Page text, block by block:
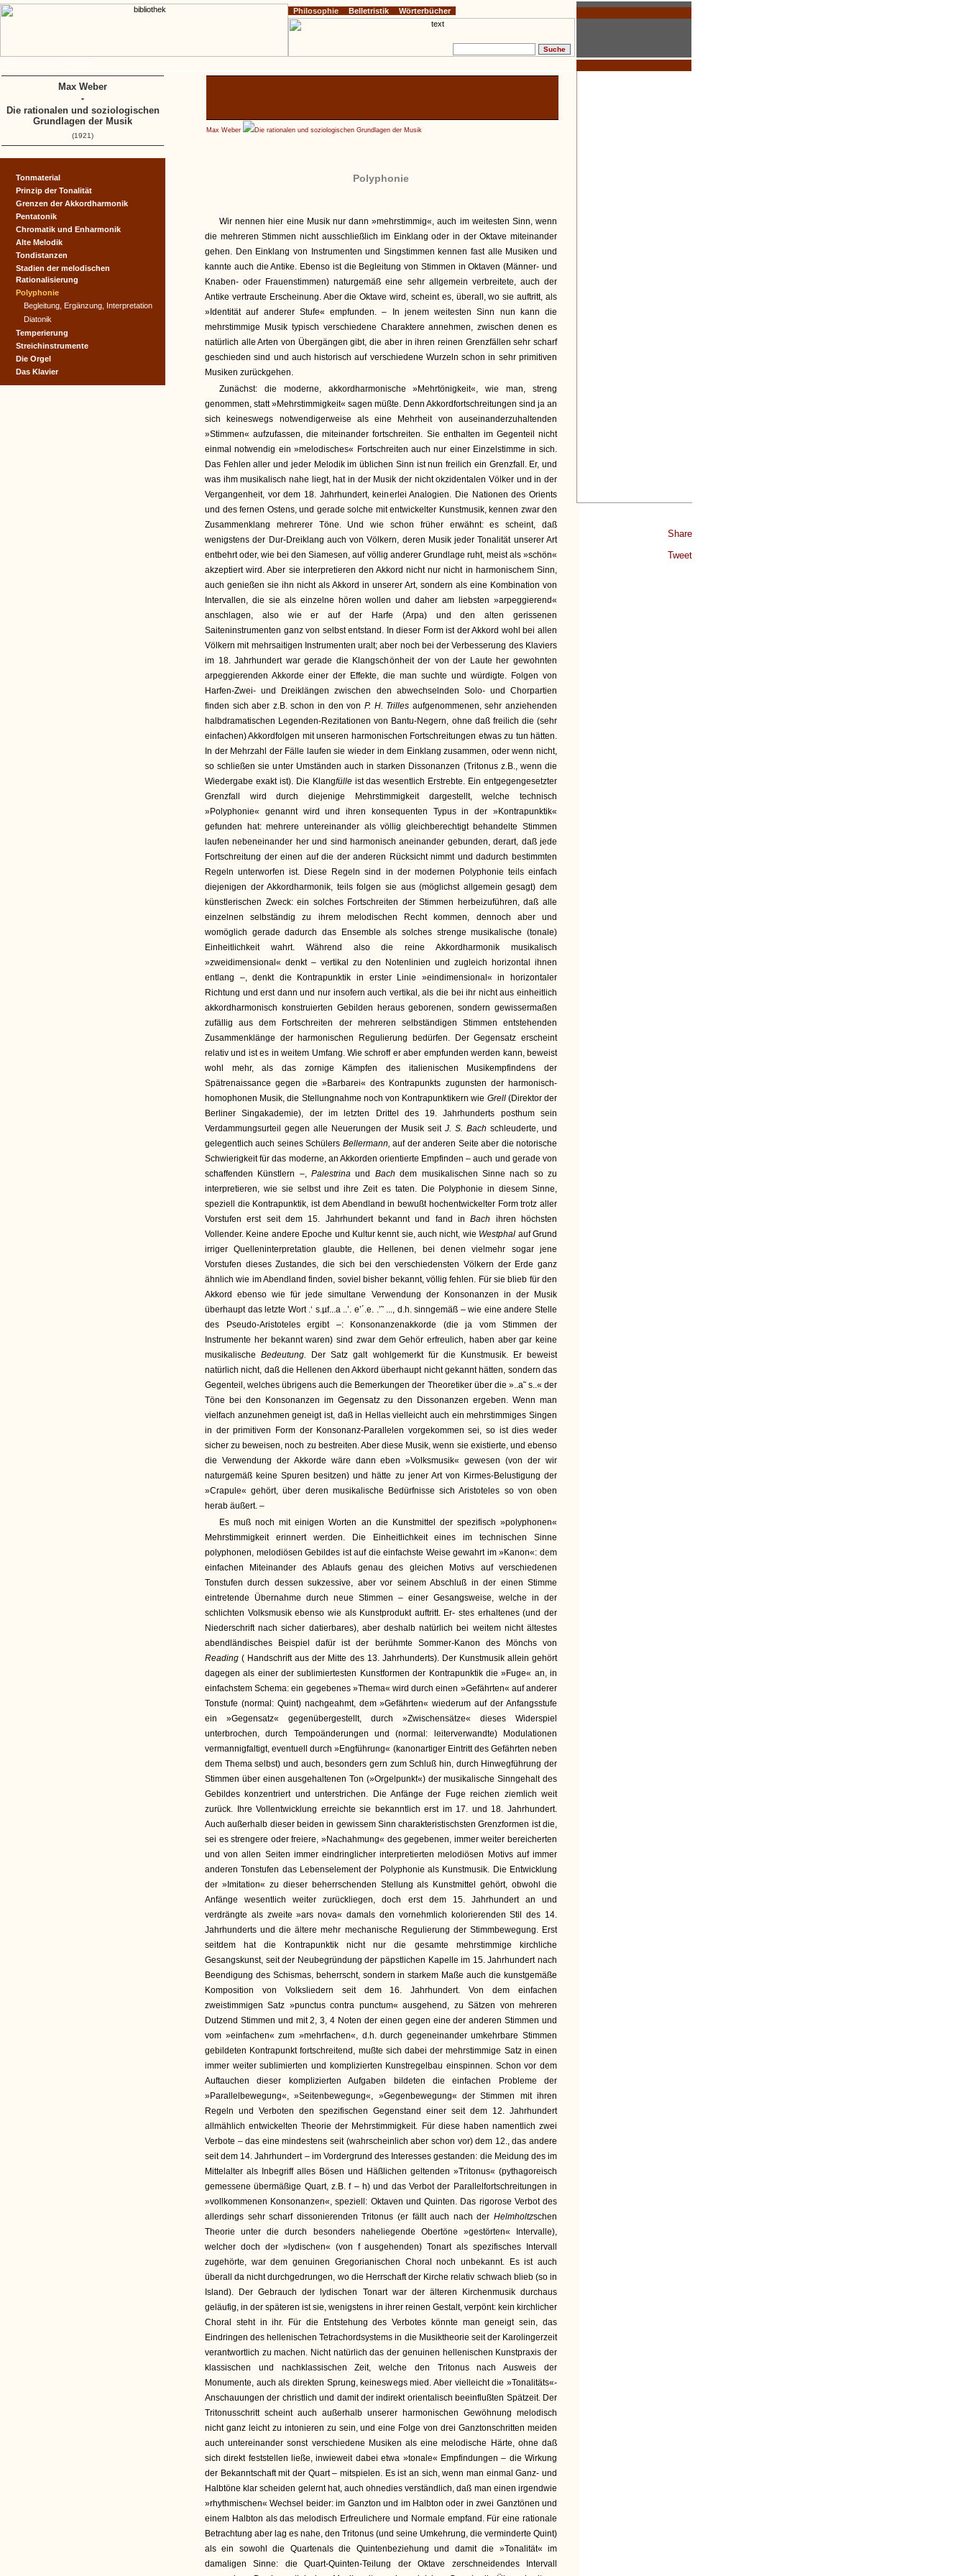
Share
Tweet
Max Weber Die rationalen und soziologischen Grundlagen der Musik
Polyphonie
Wir nennen hier eine Musik nur dann »mehrstimmig«, auch im weitesten Sinn, wenn
die mehreren Stimmen nicht ausschließlich im Einklang oder in der Oktave miteinander
gehen. Den Einklang von Instrumenten und Singstimmen kennen fast alle Musiken und
kannte auch die Antike. Ebenso ist die Begleitung von Stimmen in Oktaven (Männer- und
Knaben- oder Frauenstimmen) naturgemäß eine sehr allgemein verbreitete, auch der
Antike vertraute Erscheinung. Aber die Oktave wird, scheint es, überall, wo sie auftritt, als
»Identität auf anderer Stufe« empfunden. – In jenem weitesten Sinn nun kann die
mehrstimmige Musik typisch verschiedene Charaktere annehmen, zwischen denen es
natürlich alle Arten von Übergängen gibt, die aber in ihren reinen Grenzfällen sehr scharf
geschieden sind und auch historisch auf verschiedene Wurzeln schon in sehr primitiven
Musiken zurückgehen.
Zunächst: die moderne, akkordharmonische »Mehrtönigkeit«, wie man, streng
genommen, statt »Mehrstimmigkeit« sagen müßte. Denn Akkordfortschreitungen sind ja an
sich keineswegs notwendigerweise als eine Mehrheit von auseinanderzuhaltenden
»Stimmen« aufzufassen, die miteinander fortschreiten. Sie enthalten im Gegenteil nicht
einmal notwendig ein »melodisches« Fortschreiten auch nur einer Einzelstimme in sich.
Das Fehlen aller und jeder Melodik im üblichen Sinn ist nun freilich ein Grenzfall. Er, und
was ihm musikalisch nahe liegt, hat in der Musik der nicht okzidentalen Völker und in der
Vergangenheit, vor dem 18. Jahrhundert, keinerlei Analogien. Die Nationen des Orients
und des fernen Ostens, und gerade solche mit entwickelter Kunstmusik, kennen zwar den
Zusammenklang mehrerer Töne. Und wie schon früher erwähnt: es scheint, daß
wenigstens der Dur-Dreiklang auch von Völkern, deren Musik jeder Tonalität unserer Art
entbehrt oder, wie bei den Siamesen, auf völlig anderer Grundlage ruht, meist als »schön«
akzeptiert wird. Aber sie interpretieren den Akkord nicht nur nicht in harmonischem Sinn,
auch genießen sie ihn nicht als Akkord in unserer Art, sondern als eine Kombination von
Intervallen, die sie als einzelne hören wollen und daher am liebsten »arpeggierend«
anschlagen, also wie er auf der Harfe (Arpa) und den alten gerissenen
Saiteninstrumenten ganz von selbst entstand. In dieser Form ist der Akkord wohl bei allen
Völkern mit mehrsaitigen Instrumenten uralt; aber noch bei der Verbesserung des Klaviers
im 18. Jahrhundert war gerade die Klangschönheit der von der Laute her gewohnten
arpeggierenden Akkorde einer der Effekte, die man suchte und würdigte. Folgen von
Harfen-Zwei- und Dreiklängen zwischen den abwechselnden Solo- und Chorpartien
finden sich aber z.B. schon in den von P. H. Trilles aufgenommenen, sehr anziehenden
halbdramatischen Legenden-Rezitationen von Bantu-Negern, ohne daß freilich die (sehr
einfachen) Akkordfolgen mit unseren harmonischen Fortschreitungen etwas zu tun hätten.
In der Mehrzahl der Fälle laufen sie wieder in dem Einklang zusammen, oder wenn nicht,
so schließen sie unter Umständen auch in starken Dissonanzen (Tritonus z.B., wenn die
Wiedergabe exakt ist). Die Klangfülle ist das wesentlich Erstrebte. Ein entgegengesetzter
Grenzfall wird durch diejenige Mehrstimmigkeit dargestellt, welche technisch
»Polyphonie« genannt wird und ihren konsequenten Typus in der »Kontrapunktik«
gefunden hat: mehrere untereinander als völlig gleichberechtigt behandelte Stimmen
laufen nebeneinander her und sind harmonisch aneinander gebunden, derart, daß jede
Fortschreitung der einen auf die der anderen Rücksicht nimmt und dadurch bestimmten
Regeln unterworfen ist. Diese Regeln sind in der modernen Polyphonie teils einfach
diejenigen der Akkordharmonik, teils folgen sie aus (möglichst allgemein gesagt) dem
künstlerischen Zweck: ein solches Fortschreiten der Stimmen herbeizuführen, daß alle
einzelnen selbständig zu ihrem melodischen Recht kommen, dennoch aber und
womöglich gerade dadurch das Ensemble als solches strenge musikalische (tonale)
Einheitlichkeit wahrt. Während also die reine Akkordharmonik musikalisch
»zweidimensional« denkt – vertikal zu den Notenlinien und zugleich horizontal ihnen
entlang –, denkt die Kontrapunktik in erster Linie »eindimensional« in horizontaler
Richtung und erst dann und nur insofern auch vertikal, als die bei ihr nicht aus einheitlich
akkordharmonisch konstruierten Gebilden heraus geborenen, sondern gewissermaßen
zufällig aus dem Fortschreiten der mehreren selbständigen Stimmen entstehenden
Zusammenklänge der harmonischen Regulierung bedürfen. Der Gegensatz erscheint
relativ und ist es in weitem Umfang. Wie schroff er aber empfunden werden kann, beweist
wohl mehr, als das zornige Kämpfen des italienischen Musikempfindens der
Spätrenaissance gegen die »Barbarei« des Kontrapunkts zugunsten der harmonisch-
homophonen Musik, die Stellungnahme noch von Kontrapunktikern wie Grell (Direktor der
Berliner Singakademie), der im letzten Drittel des 19. Jahrhunderts posthum sein
Verdammungsurteil gegen alle Neuerungen der Musik seit J. S. Bach schleuderte, und
gelegentlich auch seines Schülers Bellermann,auf der anderen Seite aber die notorische
Schwierigkeit für das moderne, an Akkorden orientierte Empfinden – auch und gerade von
schaffenden Künstlern –,Palestrinaund Bachdem musikalischen Sinne nach so zu
interpretieren, wie sie selbst und ihre Zeit es taten. Die Polyphonie in diesem Sinne,
speziell die Kontrapunktik, ist dem Abendland in bewußt hochentwickelter Form trotz aller
Vorstufen erst seit dem 15. Jahrhundert bekannt und fand inBach ihren höchsten
Vollender. Keine andere Epoche und Kultur kennt sie, auch nicht, wie Westphal auf Grund
irriger Quelleninterpretation glaubte, die Hellenen, bei denen vielmehr sogar jene
Vorstufen dieses Zustandes, die sich bei den verschiedensten Völkern der Erde ganz
ähnlich wie im Abendland finden, soviel bisher bekannt, völlig fehlen. Für sie blieb für den
Akkord ebenso wie für jede simultane Verwendung der Konsonanzen in der Musik
überhaupt das letzte Wort .‘ s.µf...a ..’. e’´.e. .’˜ ..., d.h. sinngemäß – wie eine andere Stelle
des Pseudo-Aristoteles ergibt –: Konsonanzenakkorde (die ja vom Stimmen der
Instrumente her bekannt waren) sind zwar dem Gehör erfreulich, haben aber gar keine
musikalischeBedeutung.
Der Satz galt wohlgemerkt für die Kunstmusik. Er beweist
natürlich nicht, daß die Hellenen den Akkord überhaupt nicht gekannt hätten, sondern das
Gegenteil, welches übrigens auch die Bemerkungen der Theoretiker über die »..a˜ s..« der
Töne bei den Konsonanzen im Gegensatz zu den Dissonanzen ergeben. Wenn man
vielfach anzunehmen geneigt ist, daß in Hellas vielleicht auch ein mehrstimmiges Singen
in der primitiven Form der Konsonanz-Parallelen vorgekommen sei, so ist dies weder
sicher zu beweisen, noch zu bestreiten. Aber diese Musik, wenn sie existierte, und ebenso
die Verwendung der Akkorde wäre dann eben »Volksmusik« gewesen (von der wir
naturgemäß keine Spuren besitzen) und hätte zu jener Art von Kirmes-Belustigung der
»Crapule« gehört, über deren musikalische Bedürfnisse sich Aristoteles so von oben
herab äußert. –
Es muß noch mit einigen Worten an die Kunstmittel der spezifisch »polyphonen«
Mehrstimmigkeit erinnert werden. Die Einheitlichkeit eines im technischen Sinne
polyphonen, melodiösen Gebildes ist auf die einfachste Weise gewahrt im »Kanon«: dem
einfachen Miteinander des Ablaufs genau des gleichen Motivs auf verschiedenen
Tonstufen durch dessen sukzessive, aber vor seinem Abschluß in der einen Stimme
eintretende Übernahme durch neue Stimmen – einer Gesangsweise, welche in der
schlichten Volksmusik ebenso wie als Kunstprodukt auftritt. Er- stes erhaltenes (und der
Niederschrift nach sicher datierbares), aber deshalb natürlich bei weitem nicht ältestes
abendländisches Beispiel dafür ist der berühmte Sommer-Kanon des Mönchs von
Reading( Handschrift aus der Mitte des 13. Jahrhunderts). Der Kunstmusik allein gehört
dagegen als einer der sublimiertesten Kunstformen der Kontrapunktik die »Fuge« an, in
einfachstem Schema: ein gegebenes »Thema« wird durch einen »Gefährten« auf anderer
Tonstufe (normal: Quint) nachgeahmt, dem »Gefährten« wiederum auf der Anfangsstufe
ein »Gegensatz« gegenübergestellt, durch »Zwischensätze« dieses Widerspiel
unterbrochen, durch Tempoänderungen und (normal: leiterverwandte) Modulationen
vermannigfaltigt, eventuell durch »Engführung« (kanonartiger Eintritt des Gefährten neben
dem Thema selbst) und auch, besonders gern zum Schluß hin, durch Hinwegführung der
Stimmen über einen ausgehaltenen Ton (»Orgelpunkt«) der musikalische Sinngehalt des
Gebildes konzentriert und unterstrichen. Die Anfänge der Fuge reichen ziemlich weit
zurück. Ihre Vollentwicklung erreichte sie bekanntlich erst im 17. und 18. Jahrhundert.
Auch außerhalb dieser beiden in gewissem Sinn charakteristischsten Grenzformen ist die,
sei es strengere oder freiere, »Nachahmung« des gegebenen, immer weiter bereicherten
und von allen Seiten immer eindringlicher interpretierten melodiösen Motivs auf immer
anderen Tonstufen das Lebenselement der Polyphonie als Kunstmusik. Die Entwicklung
der »Imitation« zu dieser beherrschenden Stellung als Kunstmittel gehört, obwohl die
Anfänge wesentlich weiter zurückliegen, doch erst dem 15. Jahrhundert an und
verdrängte als zweite »ars nova« damals den vornehmlich kolorierenden Stil des 14.
Jahrhunderts und die ältere mehr mechanische Regulierung der Stimmbewegung. Erst
seitdem hat die Kontrapunktik nicht nur die gesamte mehrstimmige kirchliche
Gesangskunst, seit der Neubegründung der päpstlichen Kapelle im 15. Jahrhundert nach
Beendigung des Schismas, beherrscht, sondern in starkem Maße auch die kunstgemäße
Komposition von Volksliedern seit dem 16. Jahrhundert. Von dem einfachen
zweistimmigen Satz »punctus contra punctum« ausgehend, zu Sätzen von mehreren
Dutzend Stimmen und mit 2, 3, 4 Noten der einen gegen eine der anderen Stimmen und
vom »einfachen« zum »mehrfachen«, d.h. durch gegeneinander umkehrbare Stimmen
gebildeten Kontrapunkt fortschreitend, mußte sich dabei der mehrstimmige Satz in einen
immer weiter sublimierten und komplizierten Kunstregelbau einspinnen. Schon vor dem
Auftauchen dieser komplizierten Aufgaben bildeten die einfachen Probleme der
»Parallelbewegung«, »Seitenbewegung«, »Gegenbewegung« der Stimmen mit ihren
Regeln und Verboten den spezifischen Gegenstand einer seit dem 12. Jahrhundert
allmählich entwickelten Theorie der Mehrstimmigkeit. Für diese haben namentlich zwei
Verbote – das eine mindestens seit (wahrscheinlich aber schon vor) dem 12., das andere
seit dem 14. Jahrhundert – im Vordergrund des Interesses gestanden: die Meidung des im
Mittelalter als Inbegriff alles Bösen und Häßlichen geltenden »Tritonus« (pythagoreisch
gemessene übermäßige Quart, z.B. f – h) und das Verbot der Parallelfortschreitungen in
»vollkommenen Konsonanzen«, speziell: Oktaven und Quinten. Das rigorose Verbot des
allerdings sehr scharf dissonierenden Tritonus (er fällt auch nach der Helmholtzschen
Theorie unter die durch besonders naheliegende Obertöne »gestörten« Intervalle),
welcher doch der »lydischen« (von f ausgehenden) Tonart als spezifisches Intervall
zugehörte, war dem genuinen Gregorianischen Choral noch unbekannt. Es ist auch
überall da nicht durchgedrungen, wo die Herrschaft der Kirche relativ schwach blieb (so in
Island). Der Gebrauch der lydischen Tonart war der älteren Kirchenmusik durchaus
geläufig, in der späteren ist sie, wenigstens in ihrer reinen Gestalt, verpönt: kein kirchlicher
Choral steht in ihr. Für die Entstehung des Verbotes könnte man geneigt sein, das
Eindringen des hellenischen Tetrachordsystems in die Musiktheorie seit der Karolingerzeit
verantwortlich zu machen. Nicht natürlich das der genuinen hellenischen Kunstpraxis der
klassischen und nachklassischen Zeit, welche den Tritonus nach Ausweis der
Monumente, auch als direkten Sprung, keineswegs mied. Aber vielleicht die »Tonalitäts«-
Anschauungen der christlich und damit der indirekt orientalisch beeinflußten Spätzeit. Der
Tritonusschritt scheint auch außerhalb unserer harmonischen Gewöhnung melodisch
nicht ganz leicht zu intonieren zu sein, und eine Folge von drei Ganztonschritten meiden
auch untereinander sonst verschiedene Musiken als eine melodische Härte, ohne daß
sich direkt feststellen ließe, inwieweit dabei etwa »tonale« Empfindungen – die Wirkung
der Bekanntschaft mit der Quart – mitspielen. Es ist an sich, wenn man einmal Ganz- und
Halbtöne klar scheiden gelernt hat, auch ohnedies verständlich, daß man einen irgendwie
»rhythmischen« Wechsel beider: im Ganzton und im Halbton oder in zwei Ganztönen und
einem Halbton als das melodisch Erfreulichere und Normale empfand. Für eine rationale
Betrachtung aber lag es nahe, den Tritonus (und seine Umkehrung, die verminderte Quint)
als ein sowohl die Quartenals die Quintenbeziehung und damit die »Tonalität« im
damaligen Sinne: die Quart-Quinten-Teilung der Oktave zerschneidendes Intervall
Tonmaterial
Prinzip der Tonalität
Grenzen der Akkordharmonik
Pentatonik
Chromatik und Enharmonik
Alte Melodik
Tondistanzen
Stadien der melodischen
Rationalisierung
Polyphonie
Begleitung, Ergänzung, Interpretation
Diatonik
Temperierung
Streichinstrumente
Die Orgel
Das Klavier
Philosophie Belletristik Wörterbücher
Max Weber
-
Die rationalen und soziologischen
Grundlagen der Musik
(1921)